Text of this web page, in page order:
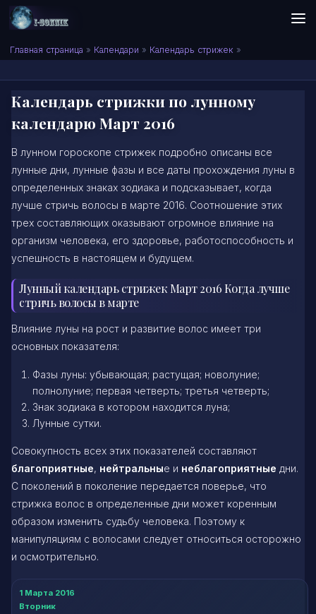
Skip to content
Сонник I-SONNIK.COM
Главная страница » Календари » Календарь стрижек »
Календарь стрижки по лунному
календарю Март 2016
В лунном гороскопе стрижек подробно описаны все
лунные дни, лунные фазы и все даты прохождения луны в
определенных знаках зодиака и подсказывает, когда
лучше стричь волосы в марте 2016. Соотношение этих
трех составляющих оказывают огромное влияние на
организм человека, его здоровье, работоспособность и
успешность в настоящем и будущем.
Лунный календарь стрижек Март 2016 Когда лучше
стричь волосы в марте
Влияние луны на рост и развитие волос имеет три
основных показателя:
Фазы луны: убывающая; растущая; новолуние;
полнолуние; первая четверть; третья четверть;
Знак зодиака в котором находится луна;
Лунные сутки.
Совокупность всех этих показателей составляют
благоприятные, нейтральные и неблагоприятные дни.
С поколений в поколение передается поверье, что
стрижка волос в определенные дни может коренным
образом изменить судьбу человека. Поэтому к
манипуляциям с волосами следует относиться осторожно
и осмотрительно.
1 Марта 2016
Вторник